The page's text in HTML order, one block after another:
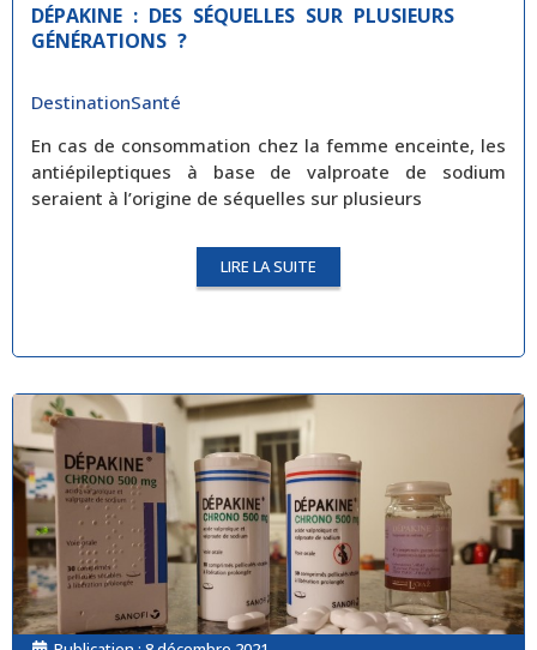
DÉPAKINE : DES SÉQUELLES SUR PLUSIEURS
GÉNÉRATIONS ?
DestinationSanté
En cas de consommation chez la femme enceinte, les
antiépileptiques à base de valproate de sodium
seraient à l’origine de séquelles sur plusieurs
LIRE LA SUITE